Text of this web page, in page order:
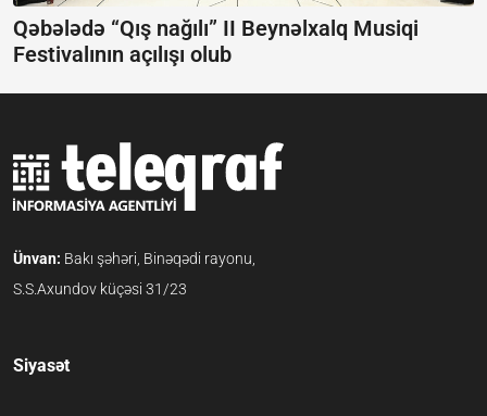
Qəbələdə “Qış nağılı” II Beynəlxalq Musiqi
Festivalının açılışı olub
Ünvan: Bakı şəhəri, Binəqədi rayonu,
S.S.Axundov küçəsi 31/23
Siyasət